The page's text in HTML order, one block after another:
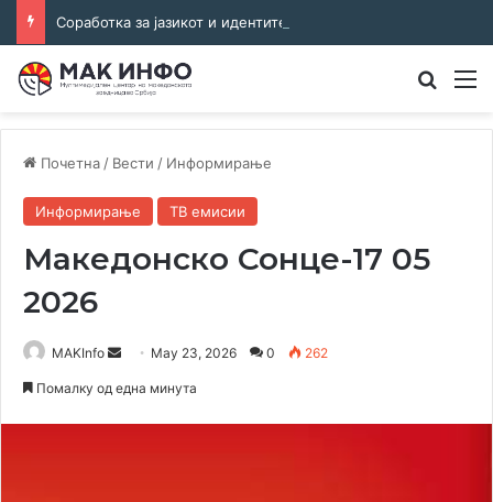
Почетна / Вести / Информирање
Информирање ТВ емисии
Македонско Сонце-17 05
2026
MAKInfo
Send May 23, 2026 0 262
Помалку од една минута